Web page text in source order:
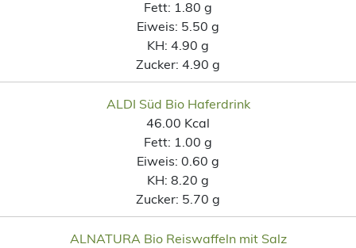
Fett: 1.80 g
Eiweis: 5.50 g
KH: 4.90 g
Zucker: 4.90 g
ALDI Süd Bio Haferdrink
46.00 Kcal
Fett: 1.00 g
Eiweis: 0.60 g
KH: 8.20 g
Zucker: 5.70 g
ALNATURA Bio Reiswaffeln mit Salz